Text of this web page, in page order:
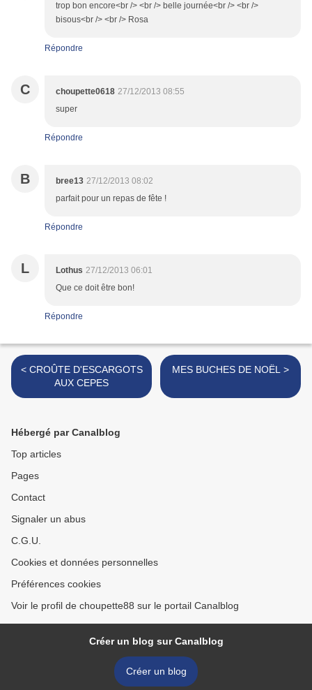
trop bon encore<br /> <br /> belle journée<br /> <br />
bisous<br /> <br /> Rosa
Répondre
C choupette0618 27/12/2013 08:55
super
Répondre
B bree13 27/12/2013 08:02
parfait pour un repas de fête !
Répondre
L Lothus 27/12/2013 06:01
Que ce doit être bon!
Répondre
< CROÛTE D'ESCARGOTS
AUX CEPES
MES BUCHES DE NOËL >
Hébergé par Canalblog
Top articles
Pages
Contact
Signaler un abus
C.G.U.
Cookies et données personnelles
Préférences cookies
Voir le profil de choupette88 sur le portail Canalblog
Créer un blog sur Canalblog
Créer un blog